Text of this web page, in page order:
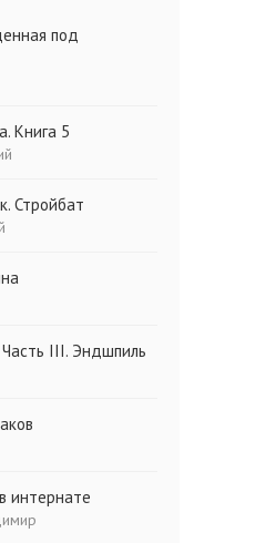
под
Книга 5
Стройбат
III. Эндшпиль
интернате